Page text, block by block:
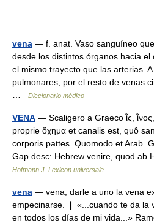
vena — f. anat. Vaso sanguíneo
desde los distintos órganos hacia
el mismo trayecto que las arterias.
pulmonares, por el resto de venas
Diccionario médico
VENA — Scaligero a Graeco ἶς,
proprie ὄχημα et canalis est, quô
corporis pattes. Quomodo et Arab.
Gap desc: Hebrew venire, quod
Hofmann J. Lexicon universale
vena — vena, darle a uno la vena
empecinarse. ❙ «...cuando te da la
en todos los días de mi vida...»